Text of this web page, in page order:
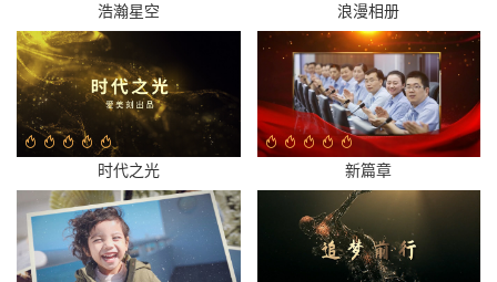
浩瀚星空 浪漫相册
时代之光 新篇章